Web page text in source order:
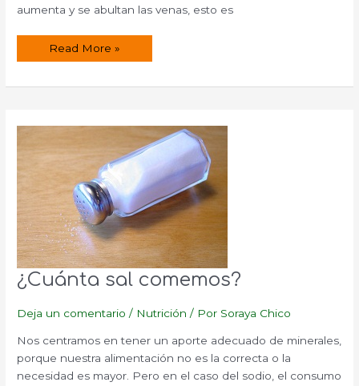
aumenta y se abultan las venas, esto es
Tratamiento
varicosas
Read More »
¿Cuánta sal comemos?
Deja un comentario / Nutrición / Por Soraya Chico
Nos centramos en tener un aporte adecuado de minerales,
porque nuestra alimentación no es la correcta o la
necesidad es mayor. Pero en el caso del sodio, el consumo